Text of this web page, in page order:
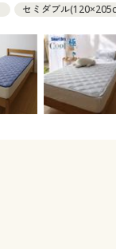
セミダブル